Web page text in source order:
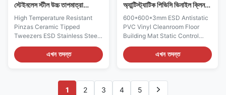
স্টেইনলেস স্টীল উচ্চ তাপমাত্রা
প্রতিরোধী
High Temperature Resistant
Pinzas Ceramic Tipped
Tweezers ESD Stainless Steel
Tweezers Carbon fibre
Antistatic Changeable head
Corrosion protectio Product
PPS plastic 2: Surface
resistance:10e3~10e8 Ω,
এখন তদন্ত
অ্যান্টিস্ট্যাটিক পিভিসি ভিনাইল ক্লিনরুম
মেঝে ম্যাট ওয়াটারপ্রুফ ভিনাইল রোল
মেঝে
600*600*3mm ESD Antistatic
PVC Vinyl Cleanroom Floor
Building Mat Static Control
Waterproof Vinyl Roll Flooring
ESD (Electrostatic Discharge)
vinyl PVC roll flooring is a
designed to control static
electricity and protect sensitive
এখন তদন্ত
1 2 3 4 5